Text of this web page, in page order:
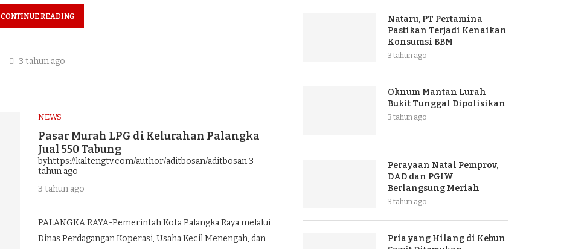
CONTINUE READING
3 tahun ago
NEWS
Pasar Murah LPG di Kelurahan Palangka
Jual 550 Tabung
byhttps://kaltengtv.com/author/aditbosan/aditbosan3
tahun ago
3 tahun ago
PALANGKA RAYA-Pemerintah Kota Palangka Raya melalui
Dinas Perdagangan Koperasi, Usaha Kecil Menengah, dan
Nataru, PT Pertamina
Pastikan Terjadi Kenaikan
Konsumsi BBM
3 tahun ago
Oknum Mantan Lurah
Bukit Tunggal Dipolisikan
3 tahun ago
Perayaan Natal Pemprov,
DAD dan PGIW
Berlangsung Meriah
3 tahun ago
Pria yang Hilang di Kebun